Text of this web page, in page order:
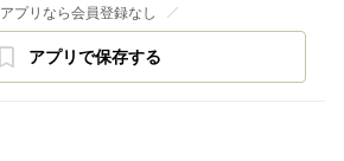
アプリなら会員登録なし
アプリで保存する